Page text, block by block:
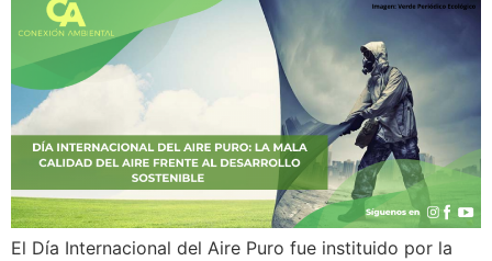
El Día Internacional del Aire Puro fue instituido por la